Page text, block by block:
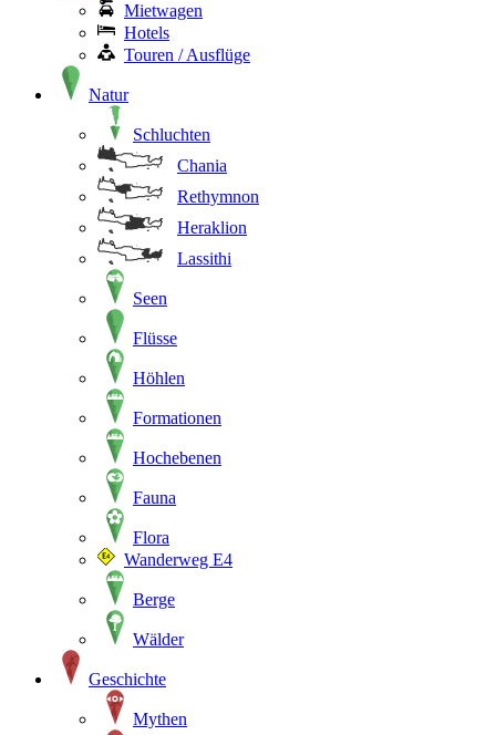
Mietwagen
Hotels
Touren / Ausflüge
Natur
Schluchten
Chania
Rethymnon
Heraklion
Lassithi
Seen
Flüsse
Höhlen
Formationen
Hochebenen
Fauna
Flora
Wanderweg E4
Berge
Wälder
Geschichte
Mythen